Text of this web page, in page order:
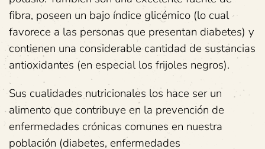
fibra, poseen un bajo índice glicémico (lo cual
favorece a las personas que presentan diabetes) y
contienen una considerable cantidad de sustancias
antioxidantes (en especial los frijoles negros).
Sus cualidades nutricionales los hace ser un
alimento que contribuye en la prevención de
enfermedades crónicas comunes en nuestra
población (diabetes, enfermedades